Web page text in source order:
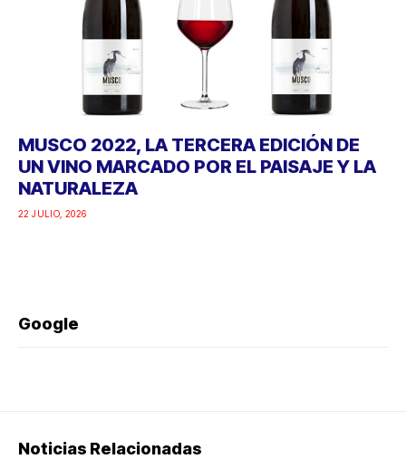
MUSCO 2022, LA TERCERA EDICIÓN DE
UN VINO MARCADO POR EL PAISAJE Y LA
NATURALEZA
22 JULIO, 2026
Google
Noticias Relacionadas